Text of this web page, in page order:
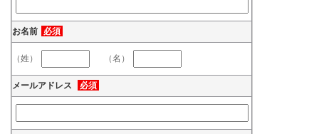
お名前 必須
（姓） （名）
メールアドレス 必須